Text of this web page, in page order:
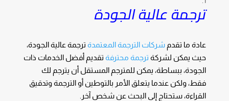
ترجمة عالية الجودة
عادة ما تقدم شركات الترجمة المعتمدةترجمة عالية الجودة،
حيث يمكن لشركة ترجمة محترفةتقديم أفضل الخدمات ذات
الجودة، ببساطة، يمكن للمترجم المستقل أن يترجم لك
فقط، ولكن عندما يتعلق الأمر بالتوطين أو الترجمة وتدقيق
القراءة، ستحتاج إلى البحث عن شخص آخر.